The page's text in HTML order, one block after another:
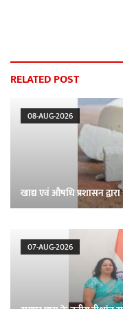
RELATED POST
08-AUG-2026
खाद्य एवं औषधि प्रशासन
07-AUG-2026